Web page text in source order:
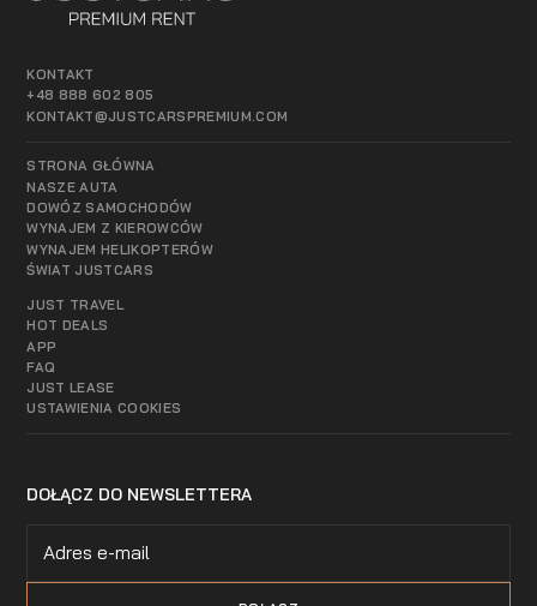
KONTAKT
+48 888 602 805
KONTAKT@JUSTCARSPREMIUM.COM
STRONA GŁÓWNA
NASZE AUTA
DOWÓZ SAMOCHODÓW
WYNAJEM Z KIEROWCÓW
WYNAJEM HELIKOPTERÓW
ŚWIAT JUSTCARS
JUST TRAVEL
HOT DEALS
APP
FAQ
JUST LEASE
USTAWIENIA COOKIES
DOŁĄCZ DO NEWSLETTERA